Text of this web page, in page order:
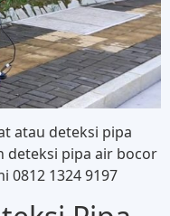
atau deteksi pipa
deteksi pipa air bocor
0812 1324 9197